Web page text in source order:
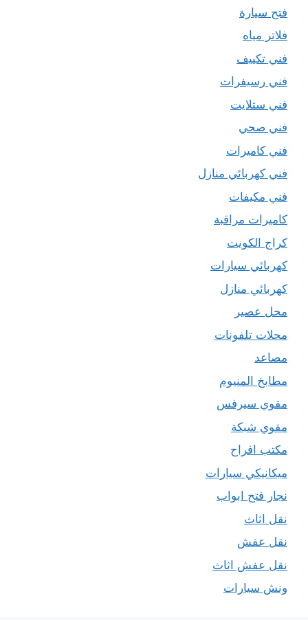
فتح سيارة
فلاتر مياه
فني تكييف
فني رسيفرات
فني ستلايت
فني صحي
فني كاميرات
فني كهربائي منازل
فني مكيفات
كاميرات مراقبة
كراج الكويت
كهربائي سيارات
كهربائي منازل
محل عصير
محلات تلفونات
مصاعد
مطابخ المنيوم
مقوي سيرفس
مقوي شبكة
مكتب افراح
ميكانيكي سيارات
نجار فتح ابواب
نقل اثاث
نقل عفش
نقل عفش اثاث
ونش سيارات